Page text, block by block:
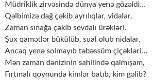
Müdriklik zirvəsində dünya yenə gözəldi…
Qəlbimizə dağ çəkib ayrılıqlar, vidalar,
Zaman sınağa çəkib sevdalı ürəkləri.
Şux qamətlər bükülüb, sual olub nidalar,
Ancaq yenə solmayıb təbəssüm çiçəkləri…
Mən zaman dənizinin sahilində qalmışam,
Fırtınalı qoynunda kimlər batıb, kim gəlib?